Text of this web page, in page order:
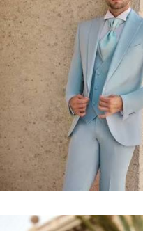
VOIR LE LOOKBOOK